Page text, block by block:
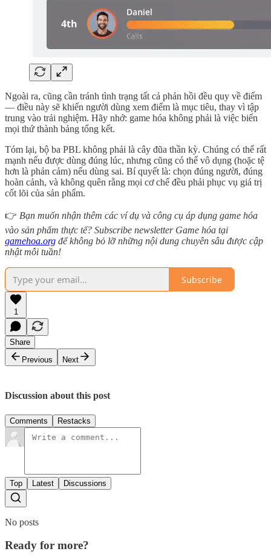
Ngoài ra, cũng cần tránh tình trạng tất cả phản hồi đều quy về điểm
— điều này sẽ khiến người dùng xem điểm là mục tiêu, thay vì tập
trung vào trải nghiệm. Hãy nhớ: game hóa không phải là việc biến
mọi thứ thành bảng tổng kết.
Tóm lại, bộ ba PBL không phải là cây đũa thần kỳ. Chúng có thể rất
mạnh nếu được dùng đúng lúc, nhưng cũng có thể vô dụng (hoặc tệ
hơn là phản cảm) nếu dùng sai. Bí quyết là: chọn đúng người, đúng
hoàn cảnh, và không quên rằng mọi cơ chế đều phải phục vụ giá trị
cốt lõi của sản phẩm.
👉 Bạn muốn nhận thêm các ví dụ và công cụ áp dụng game hóa
vào sản phẩm thực tế? Subscribe newsletter Game hóa tại
gamehoa.org để không bỏ lỡ những nội dung chuyên sâu được cập
nhật mỗi tuần!
Subscribe
1
Share
Previous
Next
Discussion about this post
Comments Restacks
Top Latest Discussions
No posts
Ready for more?